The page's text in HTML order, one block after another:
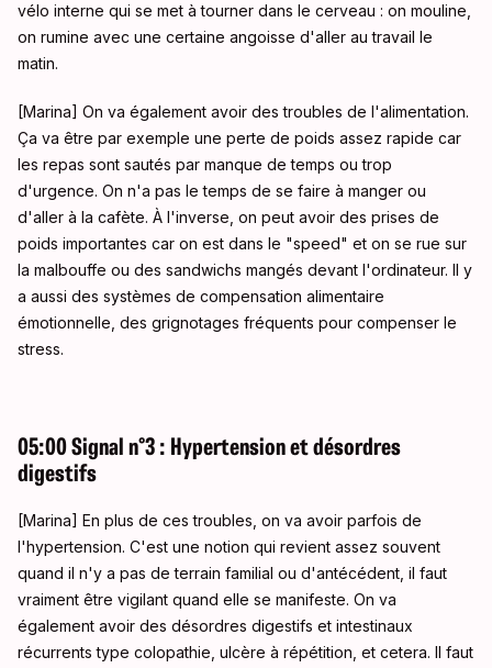
vélo interne qui se met à tourner dans le cerveau : on mouline,
on rumine avec une certaine angoisse d'aller au travail le
matin.
[Marina] On va également avoir des troubles de l'alimentation.
Ça va être par exemple une perte de poids assez rapide car
les repas sont sautés par manque de temps ou trop
d'urgence. On n'a pas le temps de se faire à manger ou
d'aller à la cafète. À l'inverse, on peut avoir des prises de
poids importantes car on est dans le "speed" et on se rue sur
la malbouffe ou des sandwichs mangés devant l'ordinateur. Il y
a aussi des systèmes de compensation alimentaire
émotionnelle, des grignotages fréquents pour compenser le
stress.
05:00 Signal n°3 : Hypertension et désordres
digestifs
[Marina] En plus de ces troubles, on va avoir parfois de
l'hypertension. C'est une notion qui revient assez souvent
quand il n'y a pas de terrain familial ou d'antécédent, il faut
vraiment être vigilant quand elle se manifeste. On va
également avoir des désordres digestifs et intestinaux
récurrents type colopathie, ulcère à répétition, et cetera. Il faut